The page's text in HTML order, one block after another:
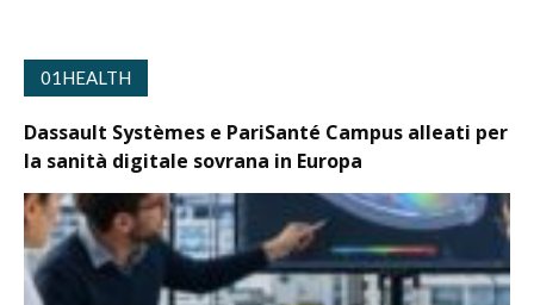
01HEALTH
Dassault Systèmes e PariSanté Campus alleati per
la sanità digitale sovrana in Europa